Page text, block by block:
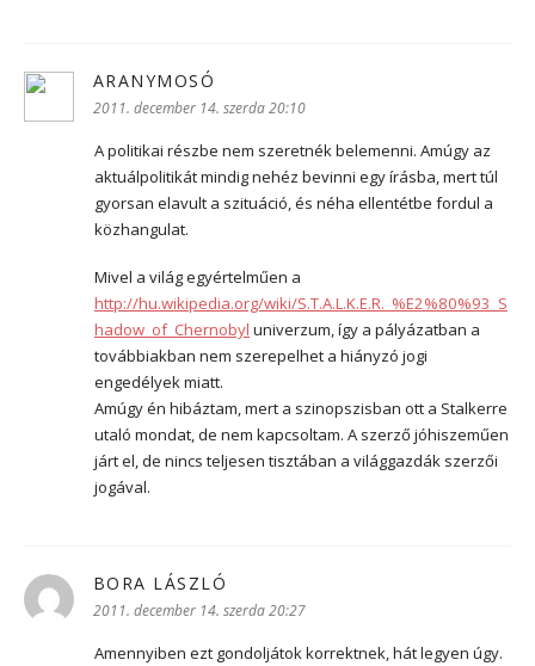
ARANYMOSÓ
2011. december 14. szerda 20:10
A politikai részbe nem szeretnék belemenni. Amúgy az
aktuálpolitikát mindig nehéz bevinni egy írásba, mert túl
gyorsan elavult a szituáció, és néha ellentétbe fordul a
közhangulat.
Mivel a világ egyértelműen a
http://hu.wikipedia.org/wiki/S.T.A.L.K.E.R._%E2%80%93_S
hadow_of_Chernobyl univerzum, így a pályázatban a
továbbiakban nem szerepelhet a hiányzó jogi
engedélyek miatt.
Amúgy én hibáztam, mert a szinopszisban ott a Stalkerre
utaló mondat, de nem kapcsoltam. A szerző jóhiszeműen
járt el, de nincs teljesen tisztában a világgazdák szerzői
jogával.
BORA LÁSZLÓ
2011. december 14. szerda 20:27
Amennyiben ezt gondoljátok korrektnek, hát legyen úgy.